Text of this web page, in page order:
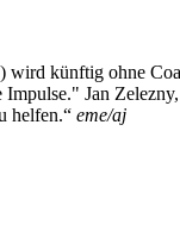
wird künftig ohne
Jan
helfen.“ eme/aj